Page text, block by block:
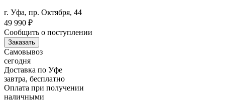
г. Уфа, пр. Октября, 44
49 990 ₽
Сообщить о поступлении
Заказать
Самовывоз
сегодня
Доставка по Уфе
завтра, бесплатно
Оплата при получении
наличными